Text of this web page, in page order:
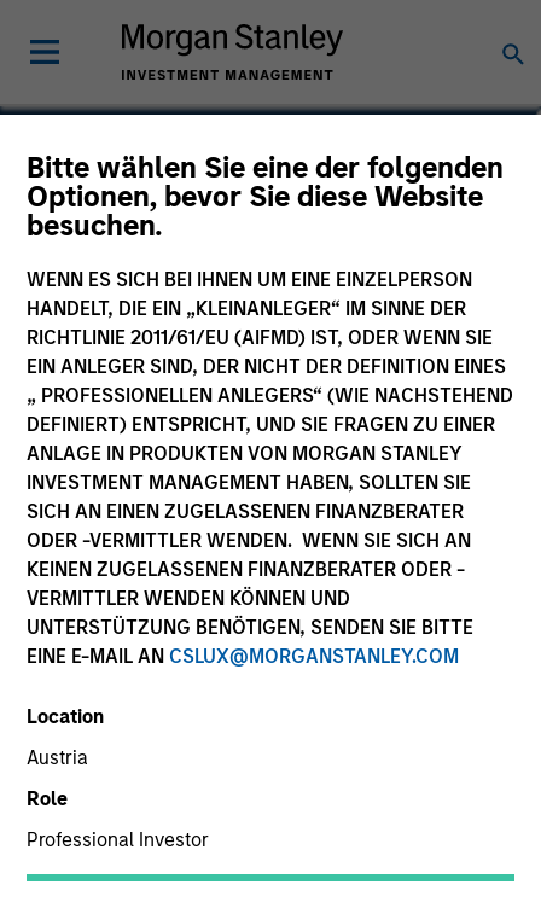
Bitte wählen Sie eine der folgenden
Optionen, bevor Sie diese Website
besuchen.
WENN ES SICH BEI IHNEN UM EINE EINZELPERSON
HANDELT, DIE EIN „KLEINANLEGER“ IM SINNE DER
RICHTLINIE 2011/61/EU (AIFMD) IST, ODER WENN SIE
EIN ANLEGER SIND, DER NICHT DER DEFINITION EINES
„ PROFESSIONELLEN ANLEGERS“ (WIE NACHSTEHEND
DEFINIERT) ENTSPRICHT, UND SIE FRAGEN ZU EINER
ANLAGE IN PRODUKTEN VON MORGAN STANLEY
INVESTMENT MANAGEMENT HABEN, SOLLTEN SIE
SICH AN EINEN ZUGELASSENEN FINANZBERATER
ODER -VERMITTLER WENDEN. WENN SIE SICH AN
KEINEN ZUGELASSENEN FINANZBERATER ODER -
VERMITTLER WENDEN KÖNNEN UND
UNTERSTÜTZUNG BENÖTIGEN, SENDEN SIE BITTE
EINE E-MAIL AN CSLUX@MORGANSTANLEY.COM
Location
Austria
Role
Professional Investor
Peggy Glanzman
Executive Director
YEARS OF INDUSTRY EXPERIENCE